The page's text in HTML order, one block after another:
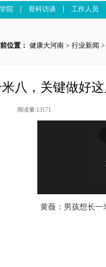
院 骨科访谈 工作人员
位置： 健康大河南 > 行业新闻
八，关键做好
黄薇：男孩想长一